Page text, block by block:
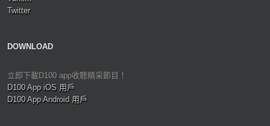
Twitter
DOWNLOAD
立即下載D100 app收聽精采節目！
D100 App iOS 用戶
D100 App Android 用戶